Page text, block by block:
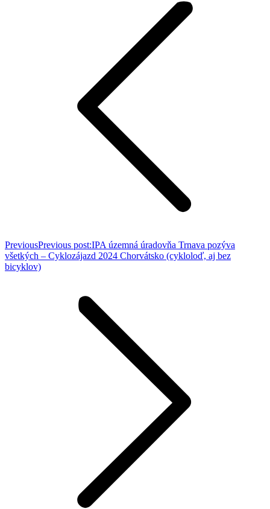
PreviousPrevious post:IPA územná úradovňa Trnava pozýva
všetkých – Cyklozájazd 2024 Chorvátsko (cykloloď, aj bez
bicyklov)